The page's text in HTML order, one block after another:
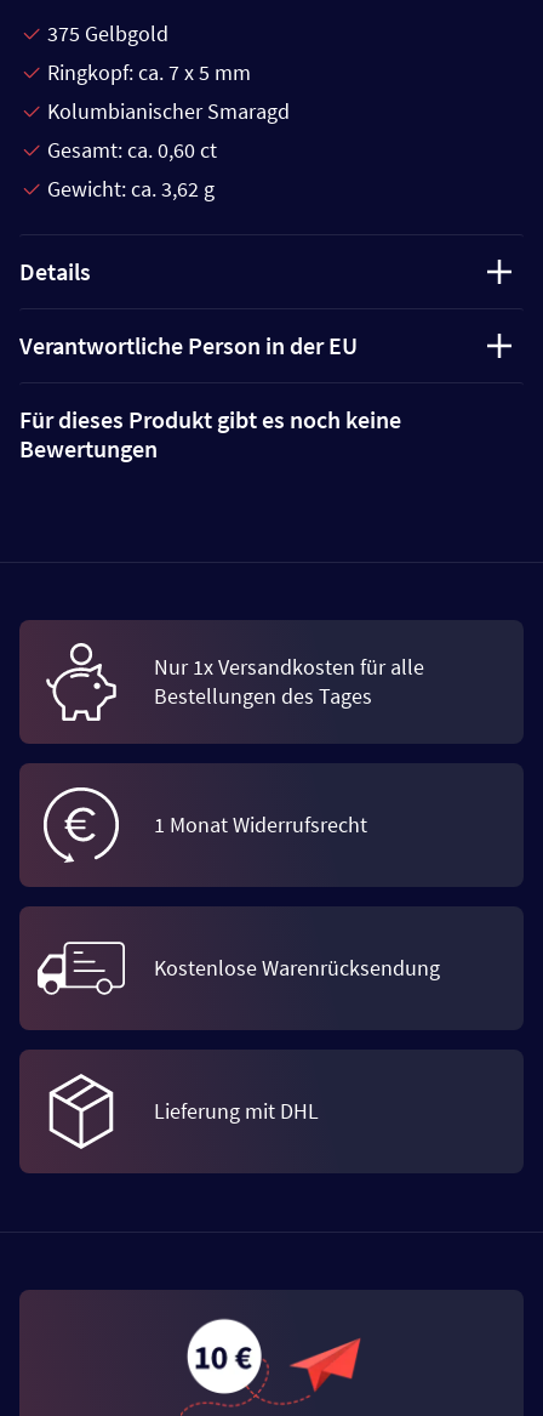
375 Gelbgold
Ringkopf: ca. 7 x 5 mm
Kolumbianischer Smaragd
Gesamt: ca. 0,60 ct
Gewicht: ca. 3,62 g
Details
Verantwortliche Person in der EU
Für dieses Produkt gibt es noch keine
Bewertungen
Nur 1x Versandkosten für alle
Bestellungen des Tages
1 Monat Widerrufsrecht
Kostenlose Warenrücksendung
Lieferung mit DHL